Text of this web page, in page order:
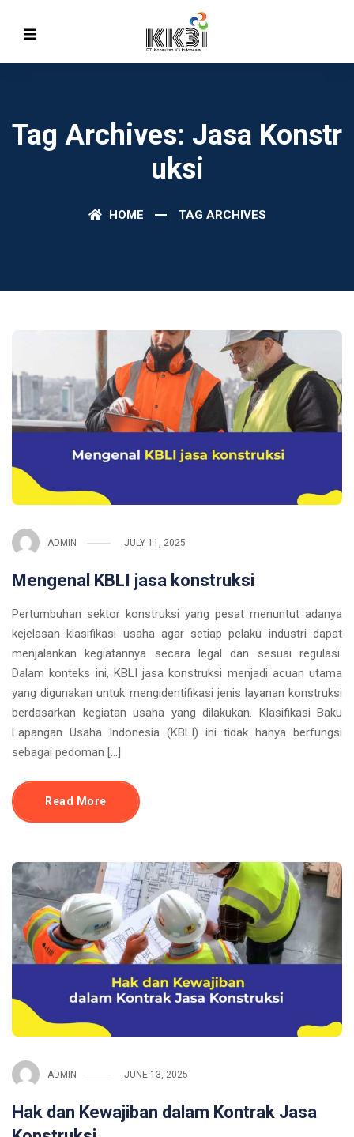
Tag Archives: Jasa Konstr
Uksi
HOME TAG ARCHIVES
ADMIN JULY 11, 2025
Mengenal KBLI jasa konstruksi
Pertumbuhan sektor konstruksi yang pesat menuntut adanya
kejelasan klasifikasi usaha agar setiap pelaku industri dapat
menjalankan kegiatannya secara legal dan sesuai regulasi.
Dalam konteks ini, KBLI jasa konstruksi menjadi acuan utama
yang digunakan untuk mengidentifikasi jenis layanan konstruksi
berdasarkan kegiatan usaha yang dilakukan. Klasifikasi Baku
Lapangan Usaha Indonesia (KBLI) ini tidak hanya berfungsi
sebagai pedoman […]
Read More
ADMIN JUNE 13, 2025
Hak dan Kewajiban dalam Kontrak Jasa